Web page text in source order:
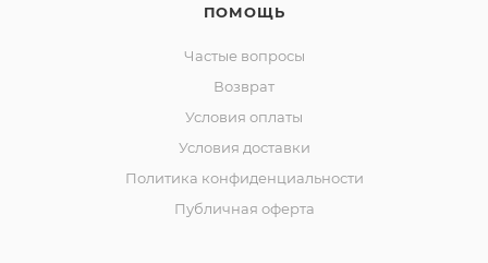
ПОМОЩЬ
Частые вопросы
Возврат
Условия оплаты
Условия доставки
Политика конфиденциальности
Публичная оферта